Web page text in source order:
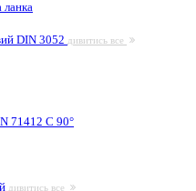
DIN 3052 дивитись все
71412 C 90°
дивитись все